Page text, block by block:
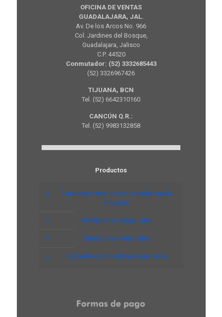
OFICINA DE VENTAS
GUADALAJARA, JAL.
Av. De los Arcos No. 966
Col. Jardines del Bosque,
Guadalajara, Jalisco
C.P. 44520
Conmutador: (52) 3332685443
(52) 3326967426
TIJUANA, BCN
Tel. (52) 6642310160
CANCÚN Q.R.:
Tel. (52) 9983132858
Productos
Funcionamiento de aire acondicionado
industrial
Ventiladores industriales
Extractores industriales
Sopladores industriales para naves